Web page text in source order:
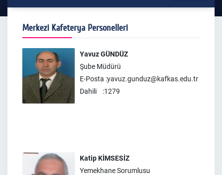
Merkezi Kafeterya Personelleri
Yavuz GÜNDÜZ
Şube Müdürü
E-Posta :yavuz.gunduz@kafkas.edu.tr
Dahili :1279
Katip KİMSESİZ
Yemekhane Sorumlusu